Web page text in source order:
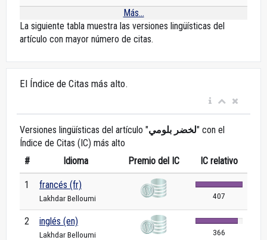
Más...
La siguiente tabla muestra las versiones lingüísticas del
artículo con mayor número de citas.
El Índice de Citas más alto.
Versiones lingüísticas del artículo "لخضر بلومي" con el
Índice de Citas (IC) más alto
#
Idioma Premio del IC IC relativo
1 francés (fr)
Lakhdar Belloumi 407
2 inglés (en)
Lakhdar Belloumi 366